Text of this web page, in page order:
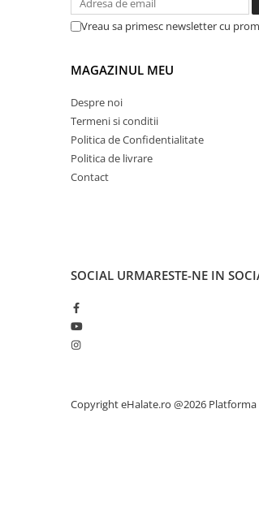
Vreau sa primesc newsletter cu
MAGAZINUL MEU
Despre noi
Termeni si conditii
Politica de Confidentialitate
Politica de livrare
Contact
SOCIAL URMARESTE-NE IN
Copyright eHalate.ro @2026 Platforma